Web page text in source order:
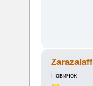
Новичок